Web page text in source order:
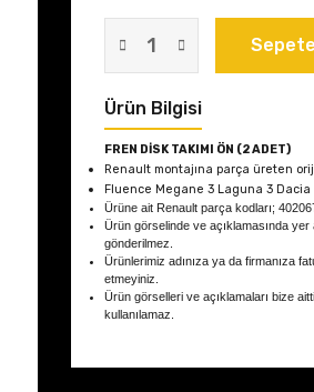
Ürün Bilgisi
FREN DİSK TAKIMI ÖN (2 ADET)
Renault montajına parça üreten
Fluence Megane 3 Laguna 3 Dacia
Ürüne ait Renault parça kodları;
Ürün görselinde ve açıklamasında
gönderilmez.
Ürünlerimiz adınıza ya da firmanıza
etmeyiniz.
Ürün görselleri ve açıklamaları bize
kullanılamaz.